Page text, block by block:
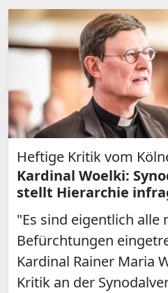
Heftige Kritik vom
Kardinal Woelki:
stellt Hierarchie
"Es sind eigentlich alle
Befürchtungen
Kardinal Rainer Maria
Kritik an der